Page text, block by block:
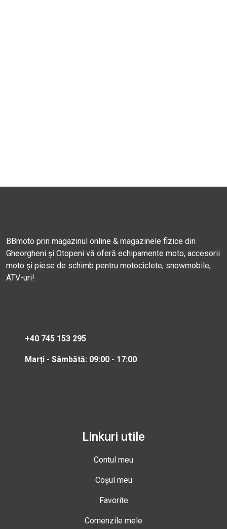
BBmoto prin magazinul online & magazinele fizice din
Gheorgheni și Otopeni vă oferă echipamente moto, accesorii
moto și piese de schimb pentru motociclete, snowmobile,
ATV-uri!
+40 745 153 295
Marți - Sâmbătă: 09:00 - 17:00
Linkuri utile
Contul meu
Coșul meu
Favorite
Comenzile mele